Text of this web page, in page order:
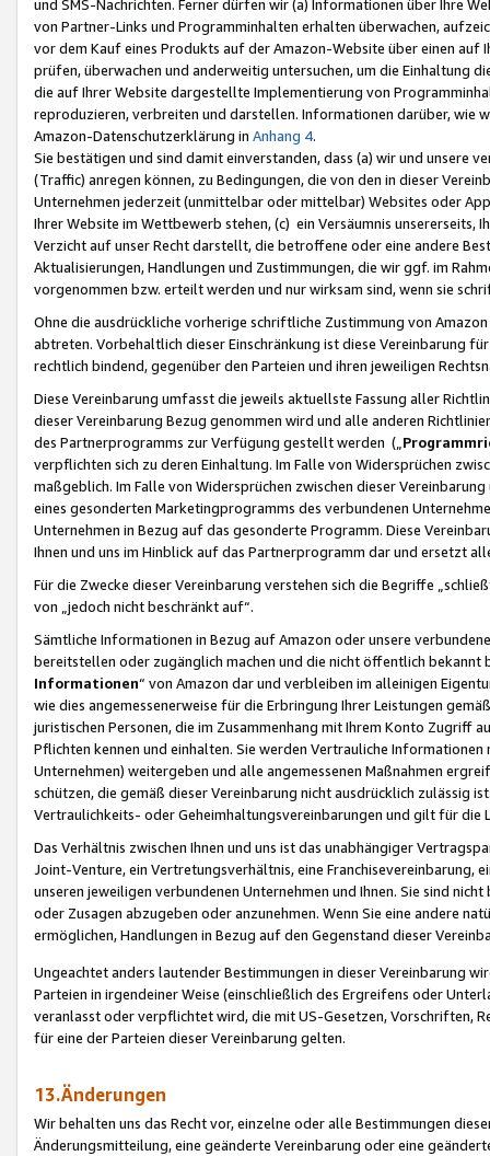
und SMS-Nachrichten. Ferner dürfen wir (a) Informationen über Ihre
von Partner-Links und Programminhalten erhalten überwachen,
vor dem Kauf eines Produkts auf der Amazon-Website über einen
prüfen, überwachen und anderweitig untersuchen, um die Einhaltung
die auf Ihrer Website dargestellte Implementierung von
reproduzieren, verbreiten und darstellen. Informationen darüber, wie
Amazon-Datenschutzerklärung in Anhang 4.
Sie bestätigen und sind damit einverstanden, dass (a) wir und
(Traffic) anregen können, zu Bedingungen, die von den in dieser
Unternehmen jederzeit (unmittelbar oder mittelbar) Websites oder
Ihrer Website im Wettbewerb stehen, (c) ein Versäumnis unsererseits,
Verzicht auf unser Recht darstellt, die betroffene oder eine andere
Aktualisierungen, Handlungen und Zustimmungen, die wir ggf. im
vorgenommen bzw. erteilt werden und nur wirksam sind, wenn sie
Ohne die ausdrückliche vorherige schriftliche Zustimmung von
abtreten. Vorbehaltlich dieser Einschränkung ist diese Vereinbarung
rechtlich bindend, gegenüber den Parteien und ihren jeweiligen
Diese Vereinbarung umfasst die jeweils aktuellste Fassung aller
dieser Vereinbarung Bezug genommen wird und alle anderen
des Partnerprogramms zur Verfügung gestellt werden („
verpflichten sich zu deren Einhaltung. Im Falle von Widersprüchen
maßgeblich. Im Falle von Widersprüchen zwischen dieser
eines gesonderten Marketingprogramms des verbundenen
Unternehmen in Bezug auf das gesonderte Programm. Diese
Ihnen und uns im Hinblick auf das Partnerprogramm dar und ersetzt
Für die Zwecke dieser Vereinbarung verstehen sich die Begriffe
von „jedoch nicht beschränkt auf“.
Sämtliche Informationen in Bezug auf Amazon oder unsere
bereitstellen oder zugänglich machen und die nicht öffentlich
Informationen“ von Amazon dar und verbleiben im alleinigen
wie dies angemessenerweise für die Erbringung Ihrer Leistungen
juristischen Personen, die im Zusammenhang mit Ihrem Konto
Pflichten kennen und einhalten. Sie werden Vertrauliche
Unternehmen) weitergeben und alle angemessenen Maßnahmen
schützen, die gemäß dieser Vereinbarung nicht ausdrücklich zulässig
Vertraulichkeits- oder Geheimhaltungsvereinbarungen und gilt für die
Das Verhältnis zwischen Ihnen und uns ist das unabhängiger
Joint-Venture, ein Vertretungsverhältnis, eine Franchisevereinbarung,
unseren jeweiligen verbundenen Unternehmen und Ihnen. Sie sind
oder Zusagen abzugeben oder anzunehmen. Wenn Sie eine andere
ermöglichen, Handlungen in Bezug auf den Gegenstand dieser
Ungeachtet anders lautender Bestimmungen in dieser Vereinbarung
Parteien in irgendeiner Weise (einschließlich des Ergreifens oder
veranlasst oder verpflichtet wird, die mit US-Gesetzen, Vorschriften,
für eine der Parteien dieser Vereinbarung gelten.
13.Änderungen
Wir behalten uns das Recht vor, einzelne oder alle Bestimmungen
Änderungsmitteilung, eine geänderte Vereinbarung oder eine